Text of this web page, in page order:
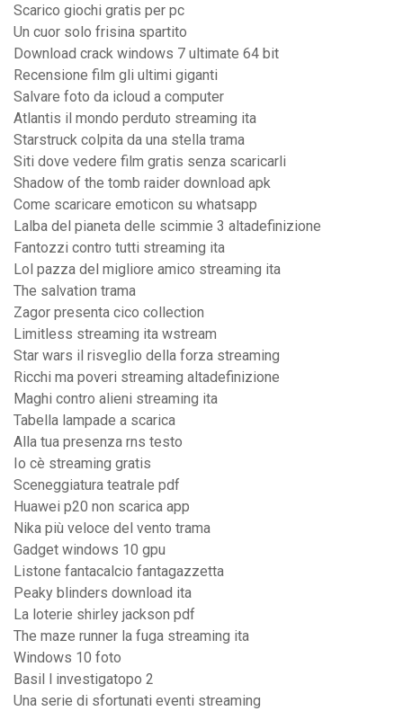
Scarico giochi gratis per pc
Un cuor solo frisina spartito
Download crack windows 7 ultimate 64 bit
Recensione film gli ultimi giganti
Salvare foto da icloud a computer
Atlantis il mondo perduto streaming ita
Starstruck colpita da una stella trama
Siti dove vedere film gratis senza scaricarli
Shadow of the tomb raider download apk
Come scaricare emoticon su whatsapp
Lalba del pianeta delle scimmie 3 altadefinizione
Fantozzi contro tutti streaming ita
Lol pazza del migliore amico streaming ita
The salvation trama
Zagor presenta cico collection
Limitless streaming ita wstream
Star wars il risveglio della forza streaming
Ricchi ma poveri streaming altadefinizione
Maghi contro alieni streaming ita
Tabella lampade a scarica
Alla tua presenza rns testo
Io cè streaming gratis
Sceneggiatura teatrale pdf
Huawei p20 non scarica app
Nika più veloce del vento trama
Gadget windows 10 gpu
Listone fantacalcio fantagazzetta
Peaky blinders download ita
La loterie shirley jackson pdf
The maze runner la fuga streaming ita
Windows 10 foto
Basil l investigatopo 2
Una serie di sfortunati eventi streaming